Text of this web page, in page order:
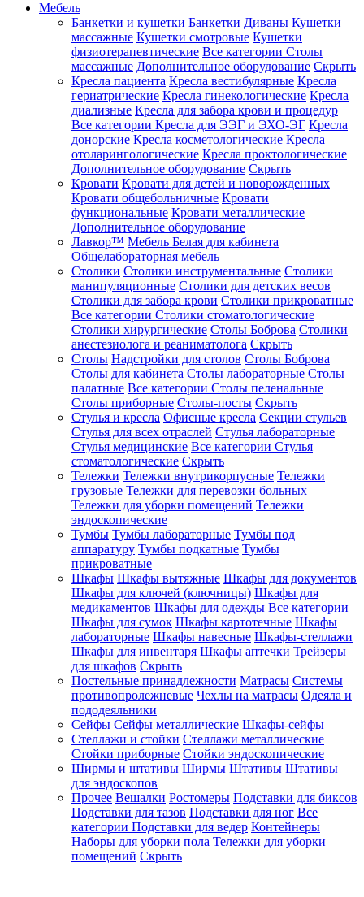
Мебель
Банкетки и кушетки Банкетки Диваны Кушетки
массажные Кушетки смотровые Кушетки
физиотерапевтические Все категории Столы
массажные Дополнительное оборудование Скрыть
Кресла пациента Кресла вестибулярные Кресла
гериатрические Кресла гинекологические Кресла
диализные Кресла для забора крови и процедур
Все категории Кресла для ЭЭГ и ЭХО-ЭГ Кресла
донорские Кресла косметологические Кресла
отоларингологические Кресла проктологические
Дополнительное оборудование Скрыть
Кровати Кровати для детей и новорожденных
Кровати общебольничные Кровати
функциональные Кровати металлические
Дополнительное оборудование
Лавкор™ Мебель Белая для кабинета
Общелабораторная мебель
Столики Столики инструментальные Столики
манипуляционные Столики для детских весов
Столики для забора крови Столики прикроватные
Все категории Столики стоматологические
Столики хирургические Столы Боброва Столики
анестезиолога и реаниматолога Скрыть
Столы Надстройки для столов Столы Боброва
Столы для кабинета Столы лабораторные Столы
палатные Все категории Столы пеленальные
Столы приборные Столы-посты Скрыть
Стулья и кресла Офисные кресла Секции стульев
Стулья для всех отраслей Стулья лабораторные
Стулья медицинские Все категории Стулья
стоматологические Скрыть
Тележки Тележки внутрикорпусные Тележки
грузовые Тележки для перевозки больных
Тележки для уборки помещений Тележки
эндоскопические
Тумбы Тумбы лабораторные Тумбы под
аппаратуру Тумбы подкатные Тумбы
прикроватные
Шкафы Шкафы вытяжные Шкафы для документов
Шкафы для ключей (ключницы) Шкафы для
медикаментов Шкафы для одежды Все категории
Шкафы для сумок Шкафы картотечные Шкафы
лабораторные Шкафы навесные Шкафы-стеллажи
Шкафы для инвентаря Шкафы аптечки Трейзеры
для шкафов Скрыть
Постельные принадлежности Матрасы Системы
противопролежневые Чехлы на матрасы Одеяла и
пододеяльники
Сейфы Сейфы металлические Шкафы-сейфы
Стеллажи и стойки Стеллажи металлические
Стойки приборные Стойки эндоскопические
Ширмы и штативы Ширмы Штативы Штативы
для эндоскопов
Прочее Вешалки Ростомеры Подставки для биксов
Подставки для тазов Подставки для ног Все
категории Подставки для ведер Контейнеры
Наборы для уборки пола Тележки для уборки
помещений Скрыть